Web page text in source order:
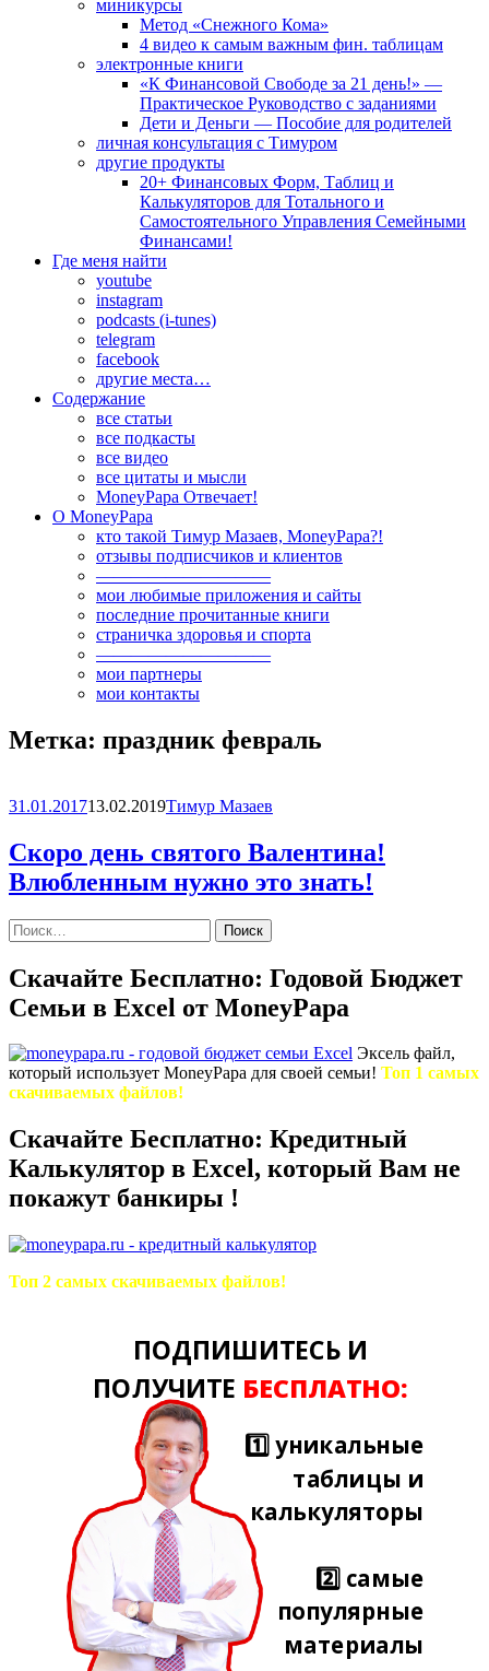
миникурсы
Метод «Снежного Кома»
4 видео к самым важным фин. таблицам
электронные книги
«К Финансовой Свободе за 21 день!» —
Практическое Руководство с заданиями
Дети и Деньги — Пособие для родителей
личная консультация с Тимуром
другие продукты
20+ Финансовых Форм, Таблиц и
Калькуляторов для Тотального и
Самостоятельного Управления Семейными
Финансами!
Где меня найти
youtube
instagram
podcasts (i-tunes)
telegram
facebook
другие места…
Содержание
все статьи
все подкасты
все видео
все цитаты и мысли
MoneyPapa Отвечает!
О MoneyPapa
кто такой Тимур Мазаев, MoneyPapa?!
отзывы подписчиков и клиентов
——————————
мои любимые приложения и сайты
последние прочитанные книги
страничка здоровья и спорта
——————————
мои партнеры
мои контакты
Метка: праздник февраль
31.01.201713.02.2019Тимур Мазаев
Скоро день святого Валентина!
Влюбленным нужно это знать!
Найти:
Скачайте Бесплатно: Годовой Бюджет
Семьи в Excel от MoneyPapa
Эксель файл,
который использует MoneyPapa для своей семьи! Топ 1 самых
скачиваемых файлов!
Скачайте Бесплатно: Кредитный
Калькулятор в Excel, который Вам не
покажут банкиры !
Топ 2 самых скачиваемых файлов!
ПОДПИШИТЕСЬ И
ПОЛУЧИТЕ БЕСПЛАТНО:
1️⃣ уникальные
таблицы и
калькуляторы
2️⃣ самые
популярные
материалы